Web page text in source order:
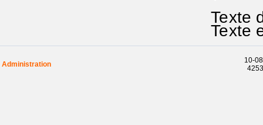
Texte
Texte
Administration
10-